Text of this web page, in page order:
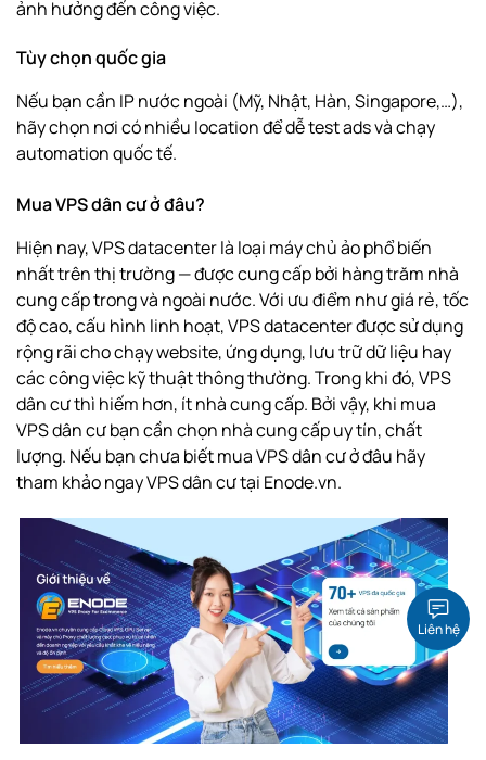
ảnh hưởng đến công việc.
Tùy chọn quốc gia
Nếu bạn cần IP nước ngoài (Mỹ, Nhật, Hàn, Singapore,…),
hãy chọn nơi có nhiều location để dễ test ads và chạy
automation quốc tế.
Mua VPS dân cư ở đâu?
Hiện nay, VPS datacenter là loại máy chủ ảo phổ biến
nhất trên thị trường — được cung cấp bởi hàng trăm nhà
cung cấp trong và ngoài nước. Với ưu điểm như giá rẻ, tốc
độ cao, cấu hình linh hoạt, VPS datacenter được sử dụng
rộng rãi cho chạy website, ứng dụng, lưu trữ dữ liệu hay
các công việc kỹ thuật thông thường. Trong khi đó, VPS
dân cư thì hiếm hơn, ít nhà cung cấp. Bởi vậy, khi mua
VPS dân cư bạn cần chọn nhà cung cấp uy tín, chất
lượng. Nếu bạn chưa biết mua VPS dân cư ở đâu hãy
tham khảo ngay VPS dân cư tại Enode.vn.
Liên hệ